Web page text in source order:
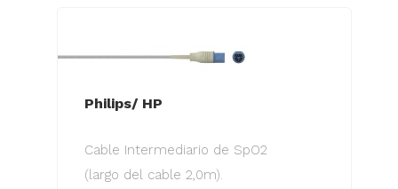
Philips/ HP
Cable Intermediario de SpO2
(largo del cable 2,0m).